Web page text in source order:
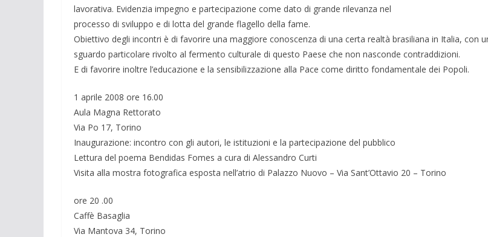
lavorativa. Evidenzia impegno e partecipazione come dato di grande rilevanza nel
processo di sviluppo e di lotta del grande flagello della fame.
Obiettivo degli incontri è di favorire una maggiore conoscenza di una certa realtà brasiliana in Italia, con
sguardo particolare rivolto al fermento culturale di questo Paese che non nasconde contraddizioni.
E di favorire inoltre l’educazione e la sensibilizzazione alla Pace come diritto fondamentale dei Popoli.
1 aprile 2008 ore 16.00
Aula Magna Rettorato
Via Po 17, Torino
Inaugurazione: incontro con gli autori, le istituzioni e la partecipazione del pubblico
Lettura del poema Bendidas Fomes a cura di Alessandro Curti
Visita alla mostra fotografica esposta nell’atrio di Palazzo Nuovo – Via Sant’Ottavio 20 – Torino
ore 20 .00
Caffè Basaglia
Via Mantova 34, Torino